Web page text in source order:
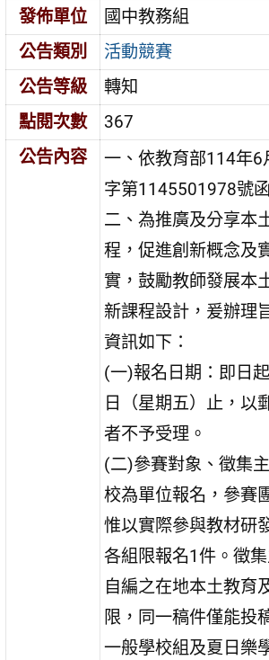
發佈單位
國中教務組
公告類別
活動競賽
公告等級
轉知
點閱次數
367
公告內容
一、依教育部114年6
字第1145501978號
二、為推廣及分享本
程，促進創新概念及
實，鼓勵教師發展本
新課程設計，爰辦理
資訊如下：
(一)報名日期：即日
日（星期五）止，以
者不予受理。
(二)參賽對象、徵集
校為單位報名，參賽
惟以實際參與教材研
各組限報名1件。徵
自編之在地本土教育
限，同一稿件僅能投
一般學校組及夏日樂